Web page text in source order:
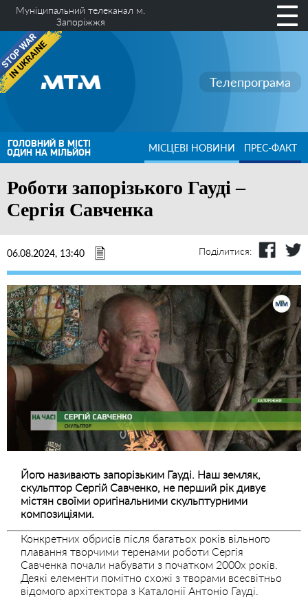
Муніципальний телеканал м.
Запоріжжя
Телепрограма
ГОЛОВНИЙ В МІСТІ
ОДИН НА МІЛЬЙОН МІСЦЕВІ НОВИНИ ПРЕС-ФАКТ
Роботи запорізького Гауді –
Сергія Савченка
06.08.2024, 13:40 Поділитися:
Його називають запорізьким Гауді. Наш земляк,
скульптор Сергій Савченко, не перший рік дивує
містян своїми оригінальними скульптурними
композиціями.
Конкретних обрисів після багатьох років вільного
плавання творчими теренами роботи Сергія
Савченка почали набувати з початком 2000х років.
Деякі елементи помітно схожі з творами всесвітньо
відомого архітектора з Каталонії Антоніо Гауді.